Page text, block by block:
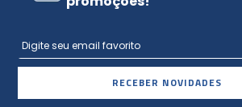
RECEBER NOVIDADES